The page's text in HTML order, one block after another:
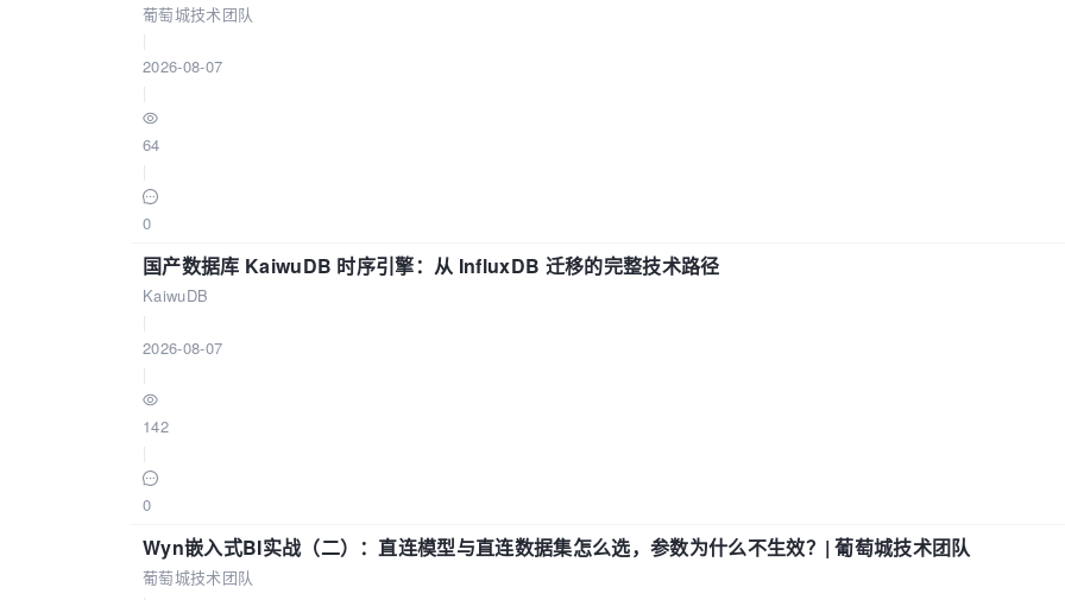
葡萄城技术团队
2026-08-07
64
0
国产数据库 KaiwuDB 时序引擎：从 InfluxDB 迁移的完整技术路径
KaiwuDB
2026-08-07
142
0
Wyn嵌入式BI实战（二）：直连模型与直连数据集怎么选，参数为什么不生效？| 葡萄城技术团队
葡萄城技术团队